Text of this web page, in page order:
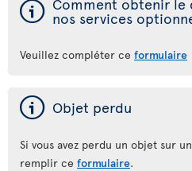
ý nos services
Veuillez compléter ce formulaire
ý Objet perdu
Si vous avez perdu un objet sur
remplir ce formulaire.